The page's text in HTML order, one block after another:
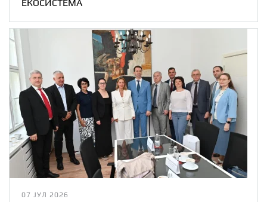
ЕКОСИСТЕМА
07 ЈУЛ 2026